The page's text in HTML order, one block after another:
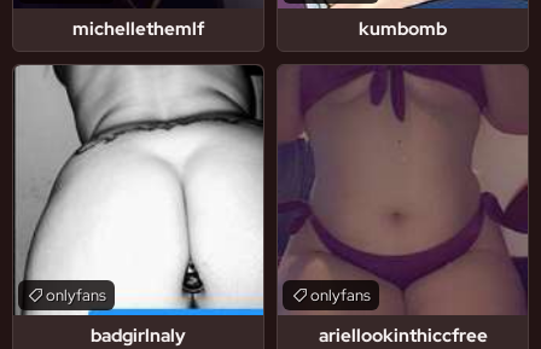
michellethemlf kumbomb
badgirlnaly
onlyfans
ariellookinthiccfree
onlyfans